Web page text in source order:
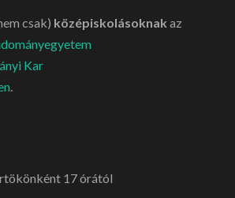
csak) középiskolásoknak az
Kar
17 órától